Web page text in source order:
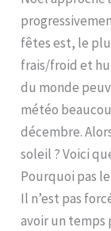
fêtes est, le
frais/froid et
du monde
météo
décembre.
soleil ? Voici
Pourquoi pas
Il n’est pas
avoir un temps